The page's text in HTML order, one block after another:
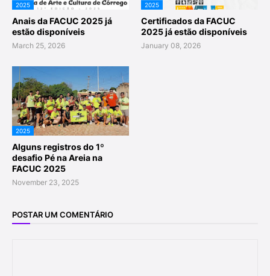
2025
Anais da FACUC 2025 já
estão disponíveis
March 25, 2026
2025
Certificados da FACUC
2025 já estão disponíveis
January 08, 2026
2025
Alguns registros do 1º
desafio Pé na Areia na
FACUC 2025
November 23, 2025
POSTAR UM COMENTÁRIO